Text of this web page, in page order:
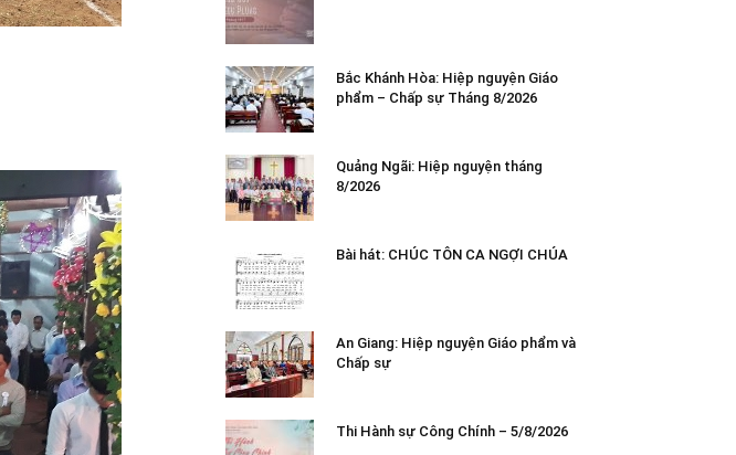
Bắc Khánh Hòa: Hiệp nguyện Giáo
phẩm – Chấp sự Tháng 8/2026
Quảng Ngãi: Hiệp nguyện tháng
8/2026
Bài hát: CHÚC TÔN CA NGỢI CHÚA
An Giang: Hiệp nguyện Giáo phẩm và
Chấp sự
Thi Hành sự Công Chính – 5/8/2026